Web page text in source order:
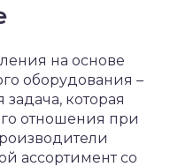
на основе
оборудования –
задача, которая
отношения при
ассортимент со